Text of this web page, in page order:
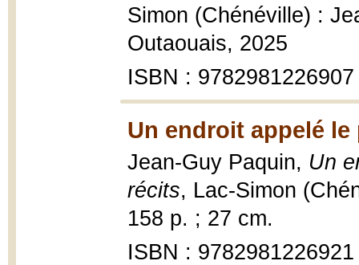
Simon (Chénéville) :
Outaouais, 2025
ISBN : 9782981226907
Un endroit appelé
Jean-Guy Paquin, Un
récits, Lac-Simon
158 p. ; 27 cm.
ISBN : 9782981226921